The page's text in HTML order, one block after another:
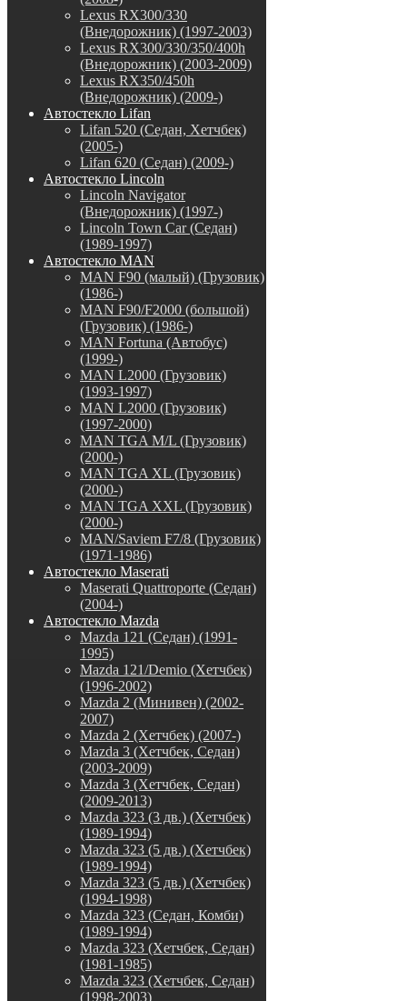
Lexus RX300/330
(Внедорожник) (1997-2003)
Lexus RX300/330/350/400h
(Внедорожник) (2003-2009)
Lexus RX350/450h
(Внедорожник) (2009-)
Автостекло Lifan
Lifan 520 (Седан, Хетчбек)
(2005-)
Lifan 620 (Седан) (2009-)
Автостекло Lincoln
Lincoln Navigator
(Внедорожник) (1997-)
Lincoln Town Car (Седан)
(1989-1997)
Автостекло MAN
MAN F90 (малый) (Грузовик)
(1986-)
MAN F90/F2000 (большой)
(Грузовик) (1986-)
MAN Fortuna (Автобус)
(1999-)
MAN L2000 (Грузовик)
(1993-1997)
MAN L2000 (Грузовик)
(1997-2000)
MAN TGA M/L (Грузовик)
(2000-)
MAN TGA XL (Грузовик)
(2000-)
MAN TGA XXL (Грузовик)
(2000-)
MAN/Saviem F7/8 (Грузовик)
(1971-1986)
Автостекло Maserati
Maserati Quattroporte (Седан)
(2004-)
Автостекло Mazda
Mazda 121 (Седан) (1991-
1995)
Mazda 121/Demio (Хетчбек)
(1996-2002)
Mazda 2 (Минивен) (2002-
2007)
Mazda 2 (Хетчбек) (2007-)
Mazda 3 (Хетчбек, Седан)
(2003-2009)
Mazda 3 (Хетчбек, Седан)
(2009-2013)
Mazda 323 (3 дв.) (Хетчбек)
(1989-1994)
Mazda 323 (5 дв.) (Хетчбек)
(1989-1994)
Mazda 323 (5 дв.) (Хетчбек)
(1994-1998)
Mazda 323 (Седан, Комби)
(1989-1994)
Mazda 323 (Хетчбек, Седан)
(1981-1985)
Mazda 323 (Хетчбек, Седан)
(1998-2003)